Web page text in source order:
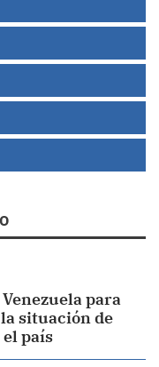
para
situación de
país